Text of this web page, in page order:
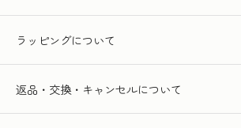
ラッピングについて
返品・交換・キャンセルについて